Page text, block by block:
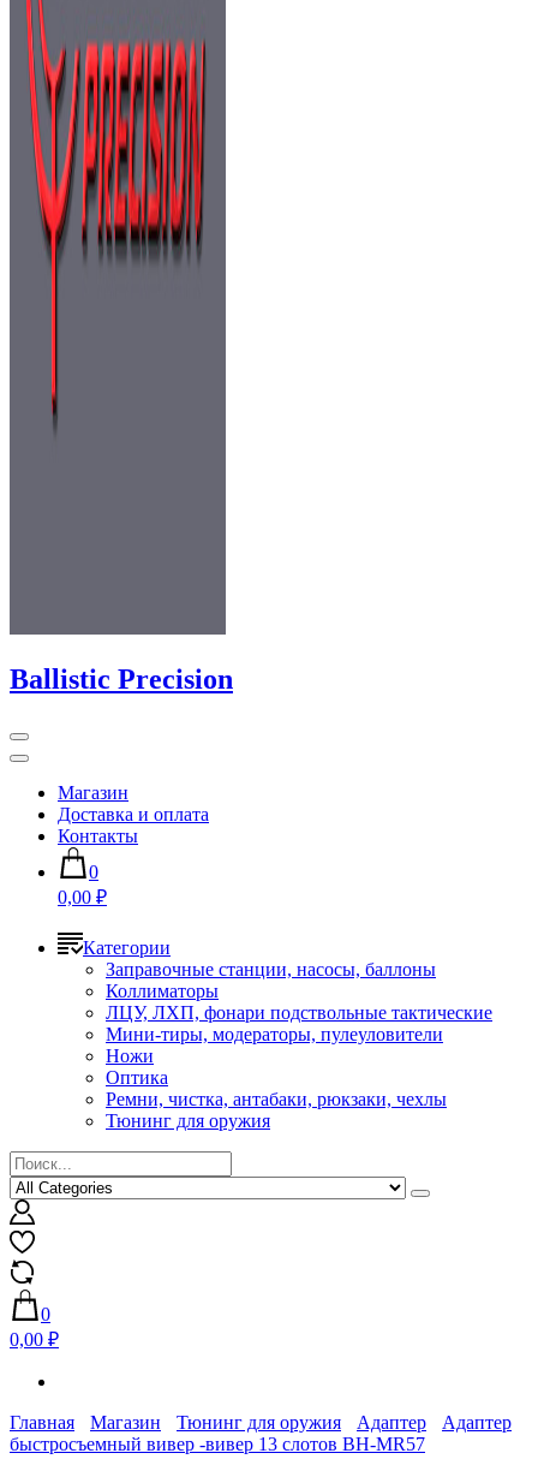
Ballistic Precision
Магазин
Доставка и оплата
Контакты
0
0,00 ₽
Категории
Заправочные станции, насосы, баллоны
Коллиматоры
ЛЦУ, ЛХП, фонари подствольные тактические
Мини-тиры, модераторы, пулеуловители
Ножи
Оптика
Ремни, чистка, антабаки, рюкзаки, чехлы
Тюнинг для оружия
0
0,00 ₽
Главная Магазин Тюнинг для оружия Адаптер
Адаптер
быстросъемный вивер -вивер 13 слотов BH-MR57